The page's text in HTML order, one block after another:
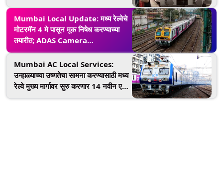
रविवारी मेगा ब्लॉक, जाणून घ्या सविस्तर
Mumbai Local Update: मध्य रेल्वेचे
मोटरमॅन 4 मे पासून मूक निषेध करण्याच्या
तयारीत; ADAS Camera
Installation वरून नाराज
Mumbai AC Local Services:
उन्हाळ्याच्या उष्णतेचा सामना करण्यासाठी मध्य
रेल्वे मुख्य मार्गावर सुरु करणार 14 नवीन एसी